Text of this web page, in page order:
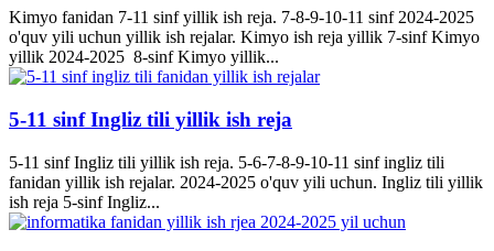
Kimyo fanidan 7-11 sinf yillik ish reja. 7-8-9-10-11 sinf 2024-2025
o'quv yili uchun yillik ish rejalar. Kimyo ish reja yillik 7-sinf Kimyo
yillik 2024-2025 8-sinf Kimyo yillik...
5-11 sinf Ingliz tili yillik ish reja
5-11 sinf Ingliz tili yillik ish reja. 5-6-7-8-9-10-11 sinf ingliz tili
fanidan yillik ish rejalar. 2024-2025 o'quv yili uchun. Ingliz tili yillik
ish reja 5-sinf Ingliz...